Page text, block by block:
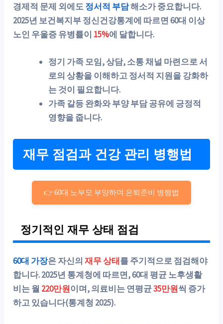
경제적 문제 외에도정서적 부담해소가 중요합니다.
2025년 보건복지부 정신건강통계에 따르면 60대 이상
노인 우울증 유병률이 15%에 달합니다.
정기 가족 모임, 상담, 소통 채널 마련으로 서
로의 상황을 이해하고 정서적 지원을 강화하
는 것이 필요합니다.
가족 갈등 완화와 부양 부담 공유에 긍정적
영향을 줍니다.
재무 점검과 건강 관리 병행법
👉 60대 노부모 부양하며 은퇴준비 병행법
정기적인 재무 상태 점검
60대 가장은 자신의재무 상태를 주기적으로 점검해야
합니다. 2025년 통계청에 따르면, 60대 평균 노후생활
비는 월 220만원이며, 의료비는 연평균35만원씩 증가
하고 있습니다(통계청 2025).